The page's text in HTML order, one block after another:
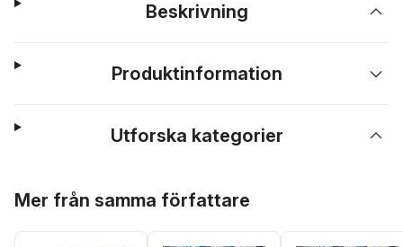
Beskrivning
Produktinformation
Utforska kategorier
Mer från samma författare